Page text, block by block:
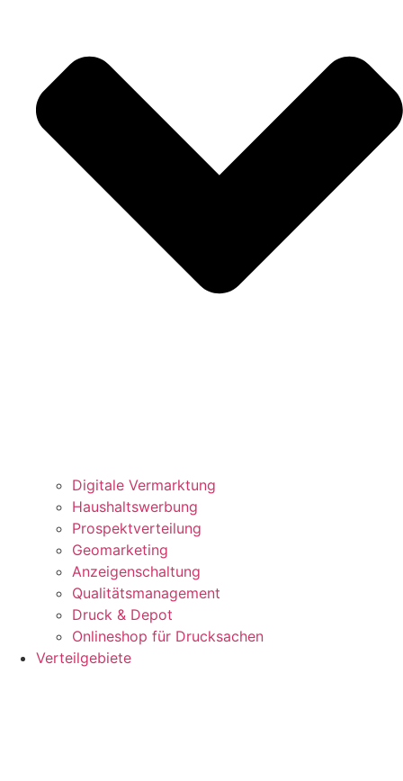
Digitale Vermarktung
Haushaltswerbung
Prospektverteilung
Geomarketing
Anzeigenschaltung
Qualitätsmanagement
Druck & Depot
Onlineshop für Drucksachen
Verteilgebiete